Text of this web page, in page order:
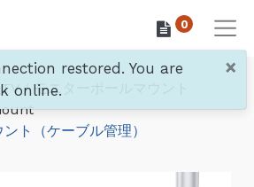
0
TV / モニターポールマウント
ト（ケーブル管理）
×
restored. You are
online.